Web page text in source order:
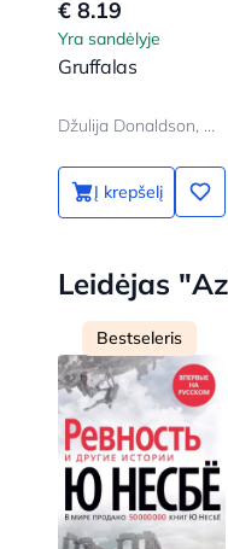
€ 8.19
Yra sandėlyje
Gruffalas
Džulija Donaldson, Aksel Šeffler
Į krepšelį
Leidėjas
Bestseleris